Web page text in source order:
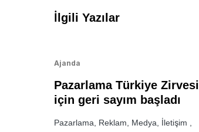
İlgili Yazılar
Ajanda
Pazarlama Türkiye Zirvesi
için geri sayım başladı
Pazarlama, Reklam, Medya, İletişim ,